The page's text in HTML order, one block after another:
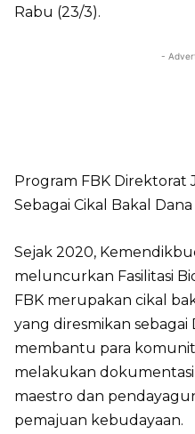
Rabu (23/3).
-
Program FBK Direktorat
Sebagai Cikal Bakal
Sejak 2020,
meluncurkan Fasilitasi
FBK merupakan cikal
yang diresmikan sebagai
membantu para
melakukan
maestro dan
pemajuan kebudayaan.